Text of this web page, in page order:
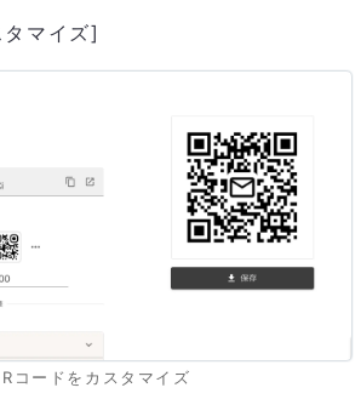
マイズ]
コードをカスタマイズ